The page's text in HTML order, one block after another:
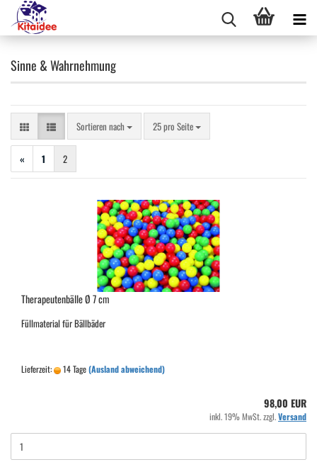
Sinne & Wahrnehmung
Sortieren nach
Sortieren nach 25 pro Seite
pro Seite
« 1 2
Therapeutenbälle Ø 7 cm
Füllmaterial für Bällbäder
Lieferzeit: 14 Tage(Ausland abweichend)
98,00 EUR
inkl. 19% MwSt. zzgl.Versand